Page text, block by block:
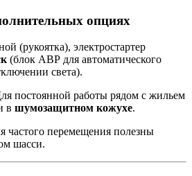
опциях
(рукоятка), электростартер
(блок АВР для автоматического
света).
постоянной работы рядом с жильем
в шумозащитном кожухе.
частого перемещения полезны
шасси.